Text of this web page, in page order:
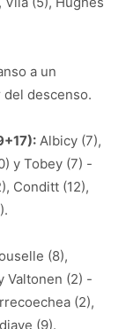
a un
del descenso.
Albicy (7),
y Tobey (7) -
Conditt (12),
(8),
Valtonen (2) -
(2),
(9).